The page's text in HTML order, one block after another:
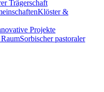
Trägerschaft
Klöster &
Projekte
Sorbischer pastoraler